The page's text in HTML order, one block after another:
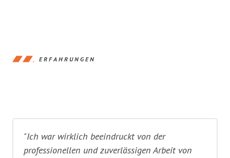
ERFAHRUNGEN
"Ich war wirklich beeindruckt von der
professionellen und zuverlässigen Arbeit von